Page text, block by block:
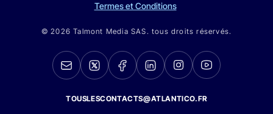
Termes et Conditions
© 2026 Talmont Media SAS. tous droits réservés.
TOUSLESCONTACTS@ATLANTICO.FR